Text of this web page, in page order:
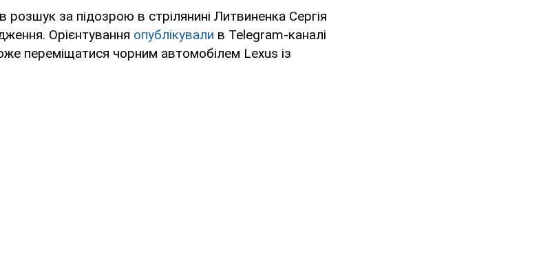
розшук за підозрою в стрілянині Литвиненка Сергія
Орієнтування опублікували в Telegram-каналі
переміщатися чорним автомобілем Lexus із